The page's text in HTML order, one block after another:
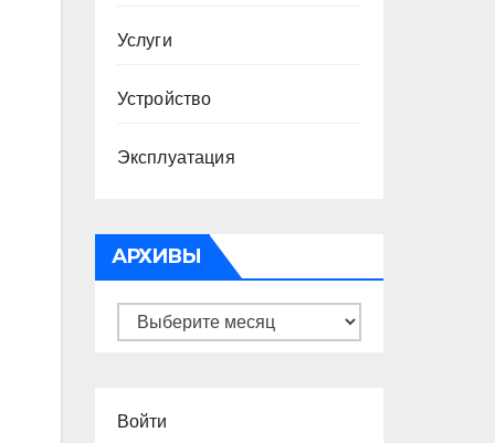
Услуги
Устройство
Эксплуатация
АРХИВЫ
Архивы
Войти